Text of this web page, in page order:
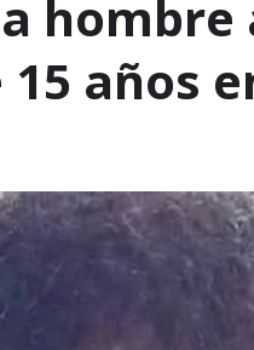
hombre
años